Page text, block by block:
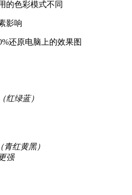
型，精准孔位，贴合原机机身设
纤薄手感
的色彩模式不同
影响
还原电脑上的效果图
红绿蓝）
红黄黑）
强